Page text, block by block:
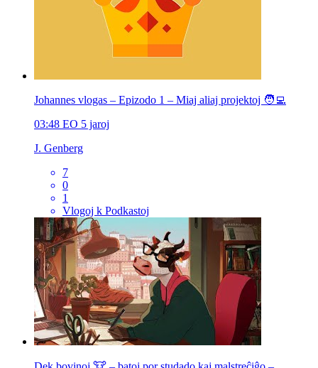
Johannes vlogas – Epizodo 1 – Miaj aliaj projektoj 🧑‍💻
03:48 EO 5 jaroj
J. Genberg
7
0
1
Vlogoj k Podkastoj